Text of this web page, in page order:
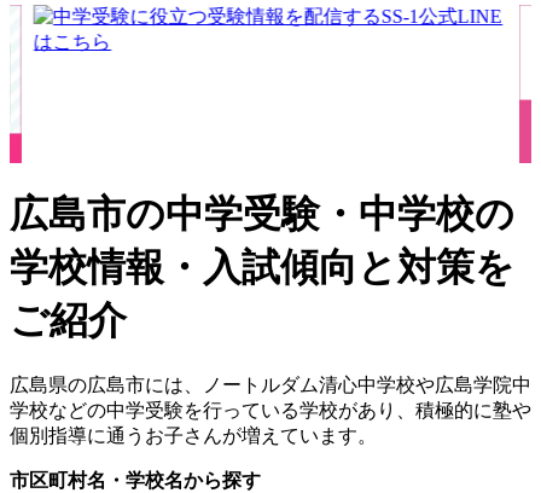
広島市の中学受験・中学校の
学校情報・入試傾向と対策を
ご紹介
広島県の広島市には、ノートルダム清心中学校や広島学院中
学校などの中学受験を行っている学校があり、積極的に塾や
個別指導に通うお子さんが増えています。
市区町村名・学校名から探す